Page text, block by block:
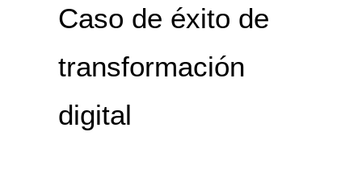
Caso de éxito de
transformación
digital